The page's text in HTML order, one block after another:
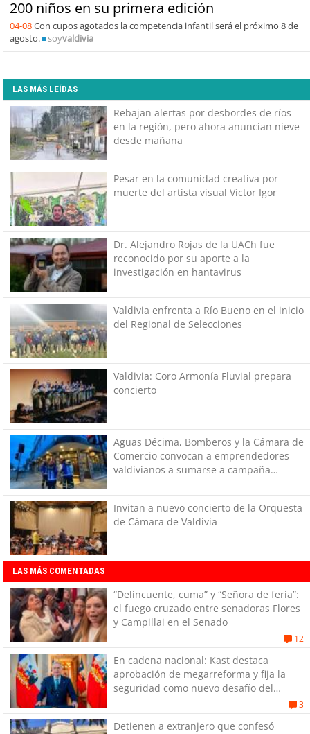
200 niños en su primera edición
04-08Con cupos agotados la competencia infantil será el próximo 8 de
agosto.
soyvaldivia
LAS MÁS LEÍDAS
Rebajan alertas por desbordes de ríos
en la región, pero ahora anuncian nieve
desde mañana
Pesar en la comunidad creativa por
muerte del artista visual Víctor Igor
Dr. Alejandro Rojas de la UACh fue
reconocido por su aporte a la
investigación en hantavirus
Valdivia enfrenta a Río Bueno en el inicio
del Regional de Selecciones
Valdivia: Coro Armonía Fluvial prepara
concierto
Aguas Décima, Bomberos y la Cámara de
Comercio convocan a emprendedores
valdivianos a sumarse a campaña
Invitan a nuevo concierto de la Orquesta
de Cámara de Valdivia
LAS MÁS COMENTADAS
“Delincuente, cuma” y “Señora de feria”:
el fuego cruzado entre senadoras Flores
y Campillai en el Senado
12
En cadena nacional: Kast destaca
aprobación de megarreforma y fija la
seguridad como nuevo desafío del
3
Detienen a extranjero que confesó